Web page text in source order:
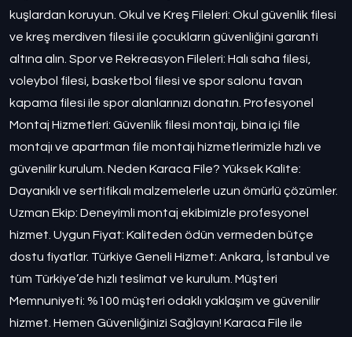
kuşlardan koruyun. Okul ve Kreş Fileleri: Okul güvenlik filesi
ve kreş merdiven filesi ile çocukların güvenliğini garanti
altına alın. Spor ve Rekreasyon Fileleri: Halı saha filesi,
voleybol filesi, basketbol filesi ve spor salonu tavan
kapama filesi ile spor alanlarınızı donatın. Profesyonel
Montaj Hizmetleri: Güvenlik filesi montajı, bina içi file
montajı ve apartman file montajı hizmetlerimizle hızlı ve
güvenilir kurulum. Neden Karaca File? Yüksek Kalite:
Dayanıklı ve sertifikalı malzemelerle uzun ömürlü çözümler.
Uzman Ekip: Deneyimli montaj ekibimizle profesyonel
hizmet. Uygun Fiyat: Kaliteden ödün vermeden bütçe
dostu fiyatlar. Türkiye Geneli Hizmet: Ankara, İstanbul ve
tüm Türkiye’de hızlı teslimat ve kurulum. Müşteri
Memnuniyeti: %100 müşteri odaklı yaklaşım ve güvenilir
hizmet. Hemen Güvenliğinizi Sağlayın! Karaca File ile